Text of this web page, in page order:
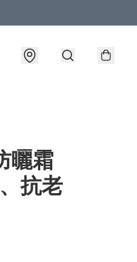
曬霜
抗老